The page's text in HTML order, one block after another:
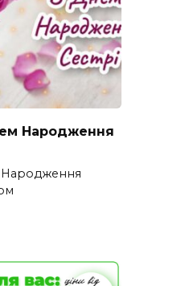
Народження
Народження